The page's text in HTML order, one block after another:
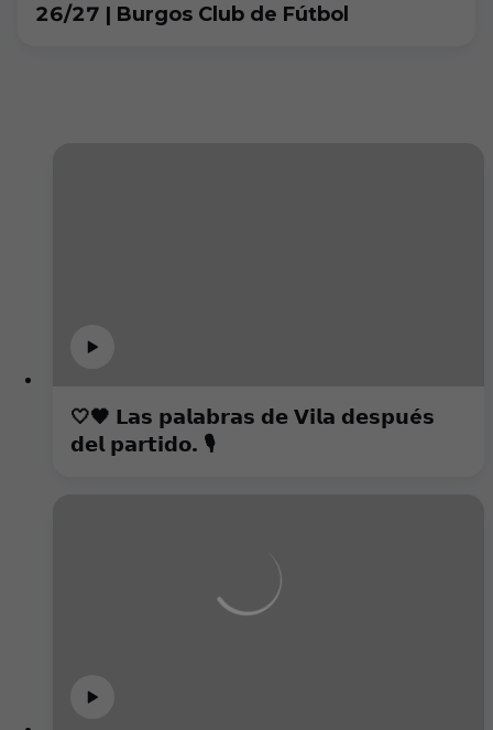
26/27 | Burgos Club de Fútbol
🤍🖤 𝗟𝗮𝘀 𝗽𝗮𝗹𝗮𝗯𝗿𝗮𝘀 𝗱𝗲 𝗩𝗶𝗹𝗮 𝗱𝗲𝘀𝗽𝘂é𝘀
𝗱𝗲𝗹 𝗽𝗮𝗿𝘁𝗶𝗱𝗼. 🎙️